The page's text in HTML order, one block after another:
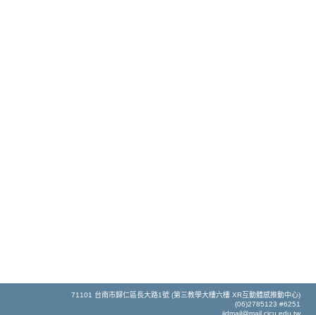
71101 台南市歸仁區長大路1號 (第三教學大樓六樓 XR互動體感推動中心)
(06)2785123 #6251